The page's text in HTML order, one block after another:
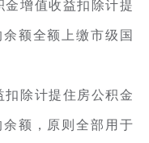
金增值收益扣除计提
额全额上缴市级国
扣除计提住房公积金
额，原则全部用于